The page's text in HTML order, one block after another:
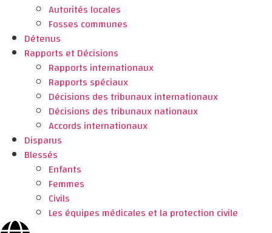
Autorités locales
Fosses communes
Détenus
Rapports et Décisions
Rapports internationaux
Rapports spéciaux
Décisions des tribunaux internationaux
Décisions des tribunaux nationaux
Accords internationaux
Disparus
Blessés
Enfants
Femmes
Civils
Les équipes médicales et la protection civile